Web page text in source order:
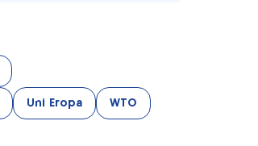
Uni Eropa WTO